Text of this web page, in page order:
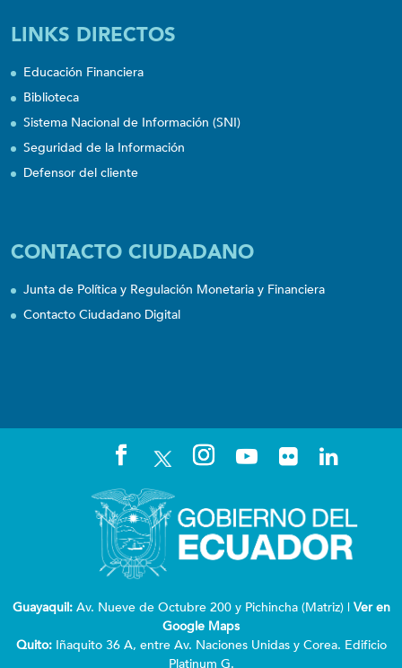
LINKS DIRECTOS
Educación Financiera
Biblioteca
Sistema Nacional de Información (SNI)
Seguridad de la Información
Defensor del cliente
CONTACTO CIUDADANO
Junta de Política y Regulación Monetaria y Financiera
Contacto Ciudadano Digital
Guayaquil:Av. Nueve de Octubre 200 y Pichincha (Matriz) | Ver en
Google Maps
Quito: Iñaquito 36 A, entre Av. Naciones Unidas y Corea. Edificio
Platinum G.